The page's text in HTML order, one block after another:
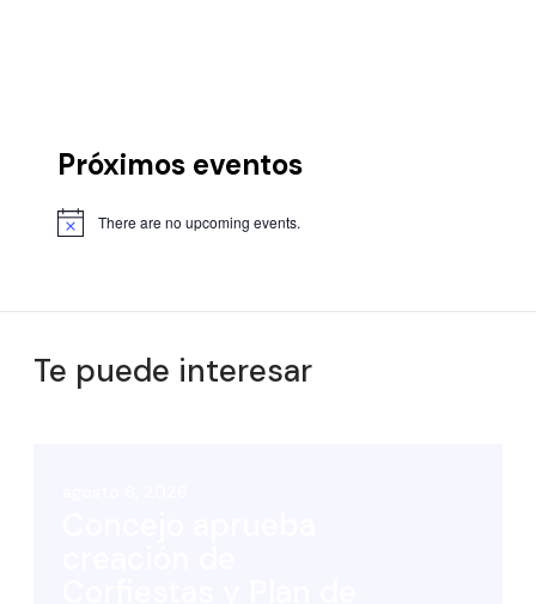
Próximos eventos
There are no upcoming events.
Te puede interesar